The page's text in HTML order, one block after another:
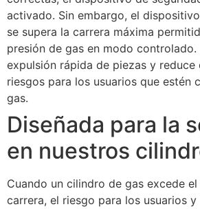
activado. Sin embargo, el
se supera la carrera máxima
presión de gas en modo controlado.
expulsión rápida de piezas y reduce
riesgos para los usuarios que estén
gas.
Diseñada para la
en nuestros
Cuando un cilindro de gas excede
carrera, el riesgo para los usuarios y